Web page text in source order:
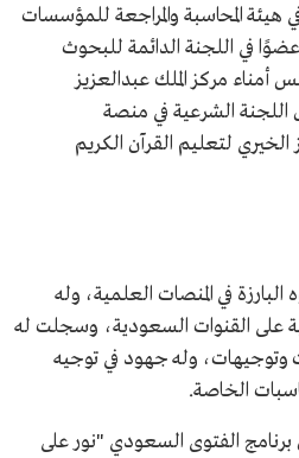
المحاسبة والمراجعة للمؤسسات
عضوًا في اللجنة الدائمة للبحوث
أمناء مركز الملك عبدالعزيز
الشرعية في منصة
لتعليم القرآن الكريم
في المنصات العلمية، وله
على القنوات السعودية، وسجلت له
وتوجيهات، وله جهود في توجيه
الخاصة.
برنامج الفتوى السعودي "نور على